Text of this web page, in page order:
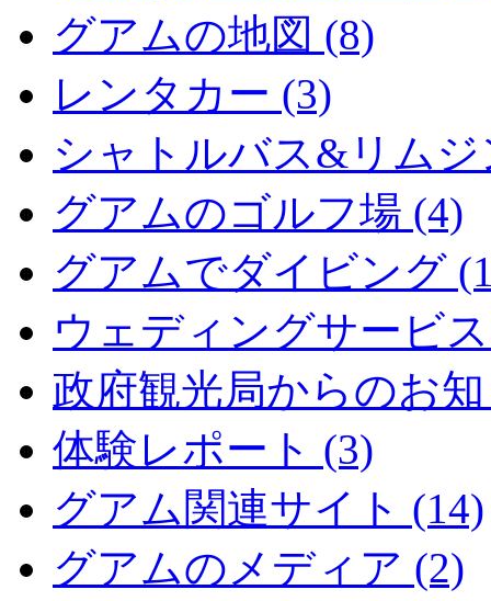
グアムの地図 (8)
レンタカー (3)
シャトルバス&リムジ
グアムのゴルフ場 (4)
グアムでダイビング
ウェディングサービ
政府観光局からのお
体験レポート (3)
グアム関連サイト (14)
グアムのメディア (2)